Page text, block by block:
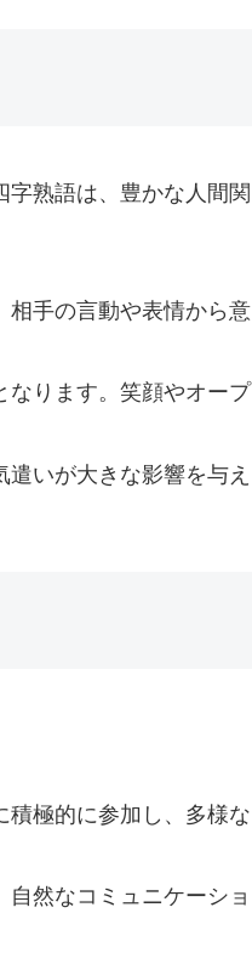
字熟語は、豊かな人間関
相手の言動や表情から意
なります。笑顔やオープ
いが大きな影響を与え
積極的に参加し、多様な
然なコミュニケーショ